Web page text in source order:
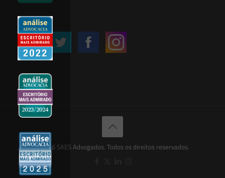
Siga-nos
© 2026 SAES Advogados. Todos os direitos reservados.